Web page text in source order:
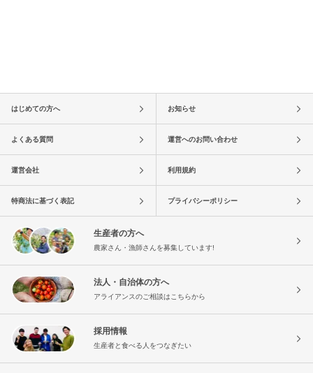
はじめての方へ お知らせ
よくある質問 運営へのお問い合わせ
運営会社 利用規約
特商法に基づく表記 プライバシーポリシー
生産者の方へ
農家さん・漁師さんを募集しています!
法人・自治体の方へ
アライアンスのご相談はこちらから
採用情報
生産者と食べる人をつなぎたい